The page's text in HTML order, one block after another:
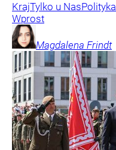
KrajTylko u NasPolityka
Wprost
Magdalena Frindt